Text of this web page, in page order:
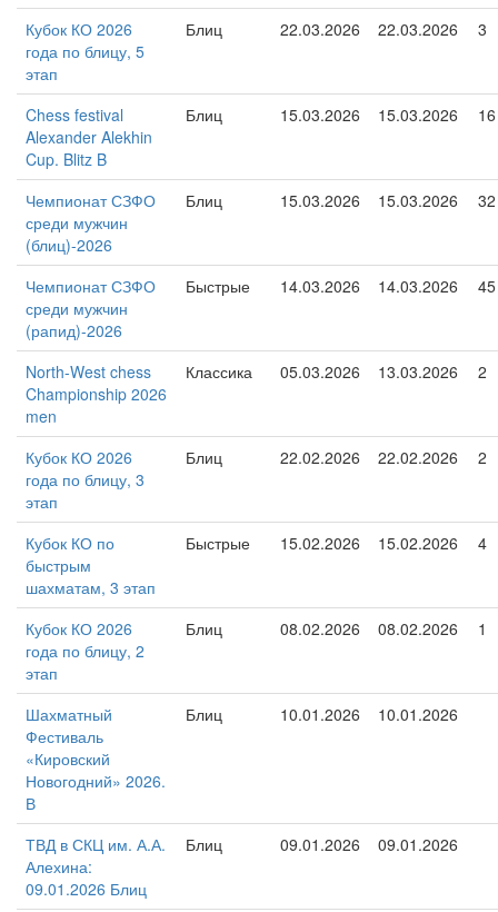
Кубок КО 2026
года по блицу, 5
этап
Блиц 22.03.2026 22.03.2026 3
Chess festival
Alexander Alekhin
Cup. Blitz B
Блиц 15.03.2026 15.03.2026 16
Чемпионат СЗФО
среди мужчин
(блиц)-2026
Блиц 15.03.2026 15.03.2026 32
Чемпионат СЗФО
среди мужчин
(рапид)-2026
Быстрые 14.03.2026 14.03.2026 45
North-West chess
Championship 2026
men
Классика 05.03.2026 13.03.2026 2
Кубок КО 2026
года по блицу, 3
этап
Блиц 22.02.2026 22.02.2026 2
Кубок КО по
быстрым
шахматам, 3 этап
Быстрые 15.02.2026 15.02.2026 4
Кубок КО 2026
года по блицу, 2
этап
Блиц 08.02.2026 08.02.2026 1
Шахматный
Фестиваль
«Кировский
Новогодний» 2026.
В
Блиц 10.01.2026 10.01.2026
ТВД в СКЦ им. А.А.
Алехина:
09.01.2026 Блиц
Блиц 09.01.2026 09.01.2026